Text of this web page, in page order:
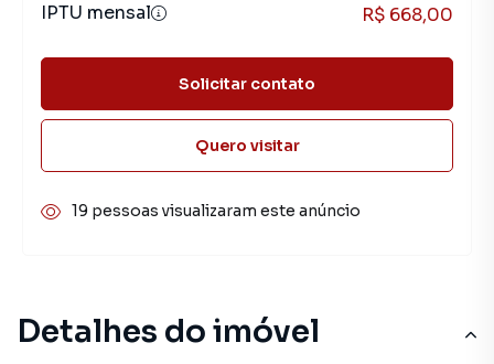
Detalhes do imóvel
IPTU mensal
R$ 668,00
Solicitar contato
Quero visitar
19 pessoas visualizaram este anúncio